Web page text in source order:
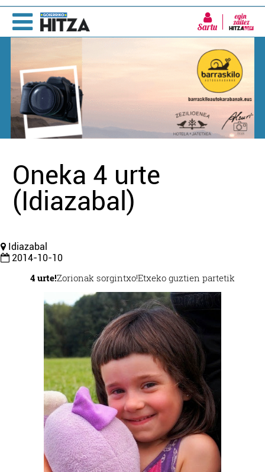
Sartu
Oneka 4 urte
(Idiazabal)
Idiazabal
2014-10-10
4 urte!Zorionak sorgintxo!Etxeko guztien partetik